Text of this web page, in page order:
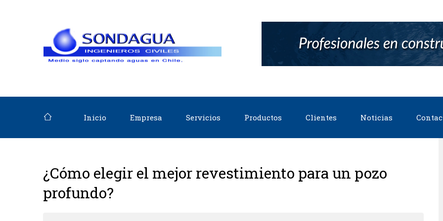
Inicio Empresa Servicios Productos Clientes Noticias
¿Cómo elegir el mejor revestimiento para un pozo
profundo?